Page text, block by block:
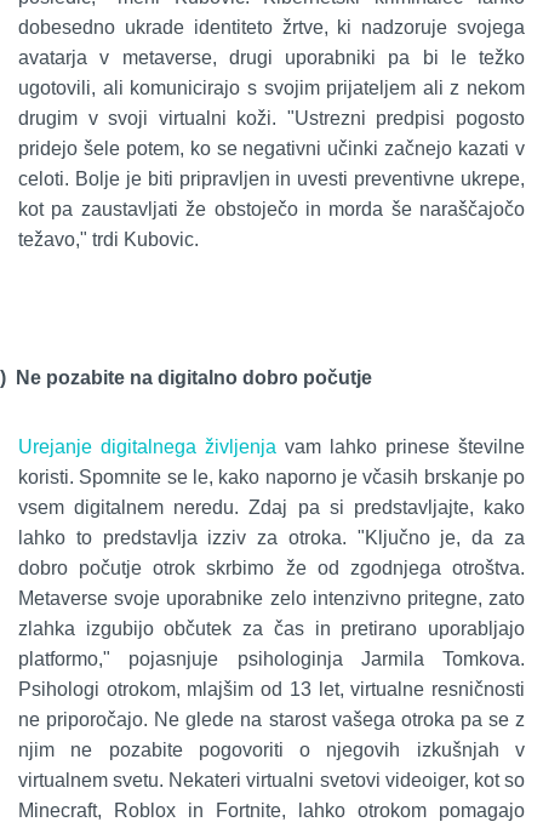
dobesedno ukrade identiteto žrtve, ki nadzoruje svojega
avatarja v metaverse, drugi uporabniki pa bi le težko
ugotovili, ali komunicirajo s svojim prijateljem ali z nekom
drugim v svoji virtualni koži. "Ustrezni predpisi pogosto
pridejo šele potem, ko se negativni učinki začnejo kazati v
celoti. Bolje je biti pripravljen in uvesti preventivne ukrepe,
kot pa zaustavljati že obstoječo in morda še naraščajočo
težavo," trdi Kubovic.
Ne pozabite na digitalno dobro počutje
Urejanje digitalnega življenja vam lahko prinese številne
koristi. Spomnite se le, kako naporno je včasih brskanje po
vsem digitalnem neredu. Zdaj pa si predstavljajte, kako
lahko to predstavlja izziv za otroka. "Ključno je, da za
dobro počutje otrok skrbimo že od zgodnjega otroštva.
Metaverse svoje uporabnike zelo intenzivno pritegne, zato
zlahka izgubijo občutek za čas in pretirano uporabljajo
platformo," pojasnjuje psihologinja Jarmila Tomkova.
Psihologi otrokom, mlajšim od 13 let, virtualne resničnosti
ne priporočajo. Ne glede na starost vašega otroka pa se z
njim ne pozabite pogovoriti o njegovih izkušnjah v
virtualnem svetu. Nekateri virtualni svetovi videoiger, kot so
Minecraft, Roblox in Fortnite, lahko otrokom pomagajo